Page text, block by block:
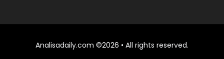
Analisadaily.com ©2026 • All rights reserved.